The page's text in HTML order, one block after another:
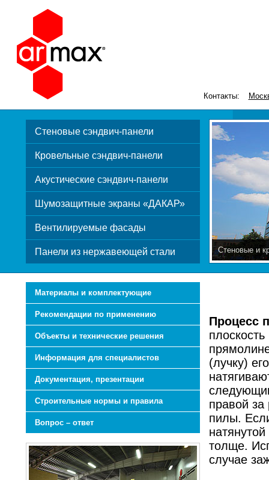
Контакты:
Стеновые сэндвич-панели
Кровельные сэндвич-панели
Акустические сэндвич-панели
Шумозащитные экраны «ДАКАР»
Вентилируемые фасады
Панели из нержавеющей стали Стеновые и
Материалы и комплектующие
Рекомендации по применению
Объекты и технические решения
Информация для специалистов
Документация, презентации
Строительные нормы и правила
Вопрос – ответ
Процесс
(лучку)
правой за
пилы.
толще.
случае